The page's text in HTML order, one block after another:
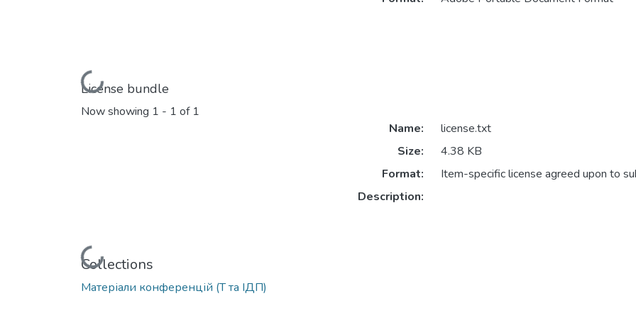
Loading...
License bundle
Now showing 1 - 1 of 1
Loading...
Name:
license.txt
Size:
4.38 KB
Format:
Item-specific license agreed upon to
Description:
Collections
Матеріали конференцій (Т та ІДП)